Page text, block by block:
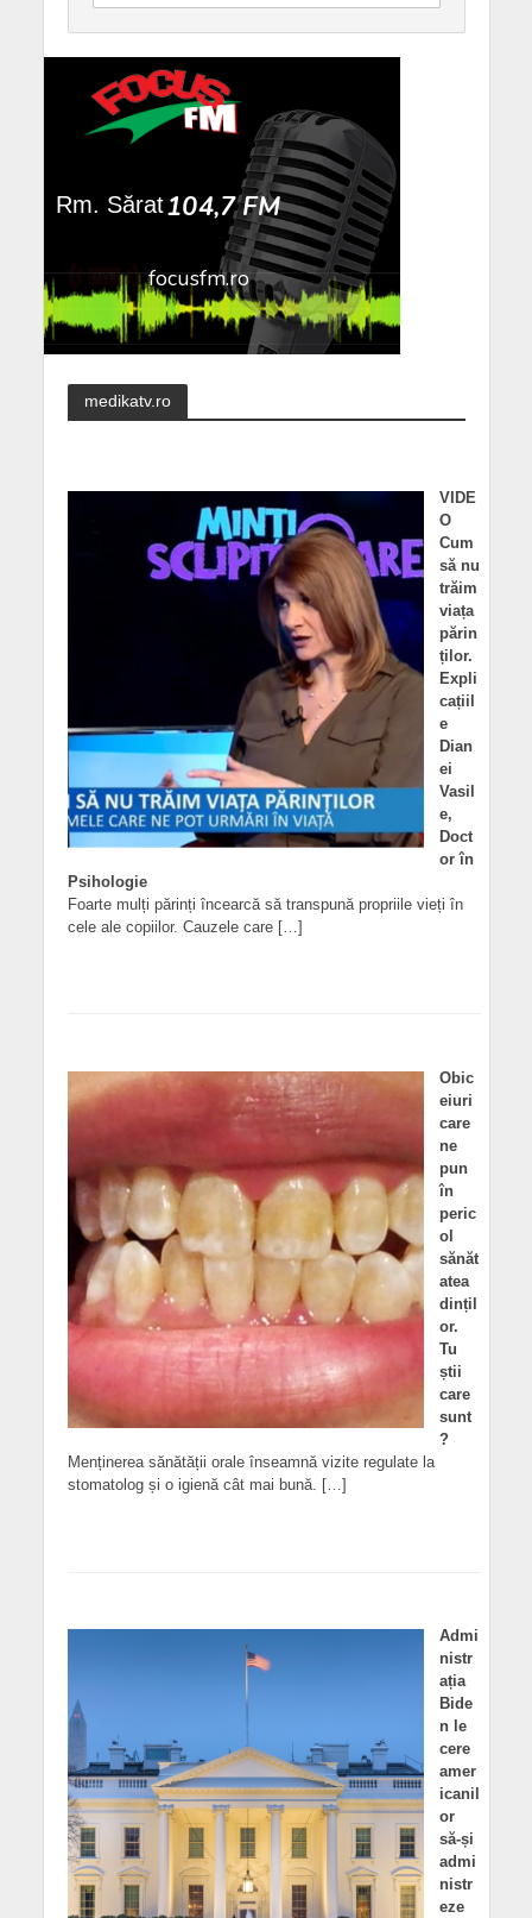
medikatv.ro
VIDE
O
Cum
să nu
trăim
viața
părin
ților.
Expli
cațiil
e
Dian
ei
Vasil
e,
Doct
or în
Psihologie
Foarte mulți părinți încearcă să transpună propriile vieți în
cele ale copiilor. Cauzele care […]
Obic
eiuri
care
ne
pun
în
peric
ol
sănăt
atea
dințil
or.
Tu
știi
care
sunt
?
Menținerea sănătății orale înseamnă vizite regulate la
stomatolog și o igienă cât mai bună. […]
Admi
nistr
ația
Bide
n le
cere
amer
icanil
or
să-și
admi
nistr
eze